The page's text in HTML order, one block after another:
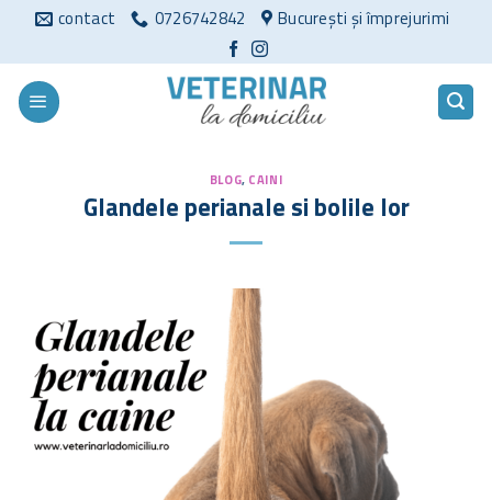
conținut
contact 0726742842 București și împrejurimi
BLOG, CAINI
Glandele perianale si bolile lor